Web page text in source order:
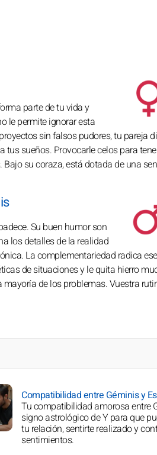
parte de tu vida y
le permite ignorar esta
sin falsos pudores, tu pareja
sueños. Provocarle celos para
su coraza, está dotada de una
Su buen humor son
los detalles de la realidad
La complementariedad radica
de situaciones y le quita hierro
de los problemas. Vuestra
Compatibilidad entre Géminis y
Tu compatibilidad amorosa entre
signo astrológico de Y para que
tu relación, sentirte realizado y
sentimientos.